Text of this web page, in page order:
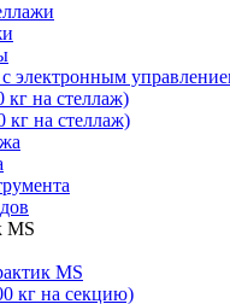
электронным
на стеллаж)
кг на стеллаж)
MS
MS
кг на секцию)